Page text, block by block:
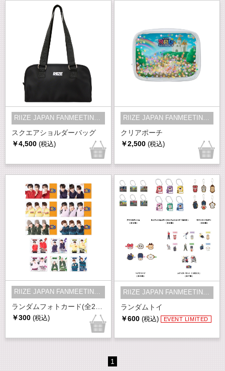
スクエアショルダーバッグ
￥4,500 (税込)
クリアポーチ
￥2,500 (税込)
RIIZE JAPAN FANMEETING 2026 RPG -...
￥300 (税込)
ランダムトイ
RIIZE JAPAN FANMEETING 2026 RPG -...
￥600 (税込) EVENT LIMITED
1